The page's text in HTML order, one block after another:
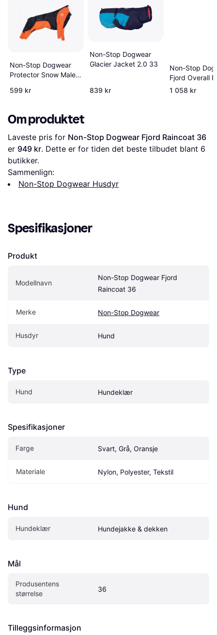
Non-Stop Dogwear
Protector Snow Male
599 kr
Non-Stop Dogwear
Glacier Jacket 2.0 33
839 kr
Non-Stop
Fjord Overall
60 cm Sort
1 058 kr
Om produktet
Laveste pris for Non-Stop Dogwear Fjord Raincoat 36
er 949 kr. Dette er for tiden det beste tilbudet blant 6
butikker.
Sammenlign:
Non-Stop Dogwear Husdyr
Spesifikasjoner
Produkt
Modellnavn
Non-Stop Dogwear Fjord
Raincoat 36
Merke Non-Stop Dogwear
Husdyr Hund
Type
Hund Hundeklær
Spesifikasjoner
Farge Svart, Grå, Oransje
Materiale Nylon, Polyester, Tekstil
Hund
Hundeklær Hundejakke & dekken
Mål
Produsentens
størrelse
36
Tilleggsinformasjon